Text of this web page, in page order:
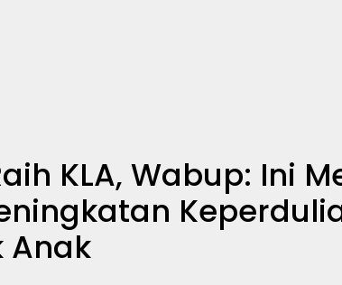
KLA, Wabup: Ini
Anak